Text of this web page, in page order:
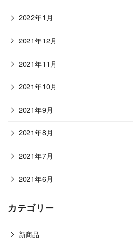
2022年1月
2021年12月
2021年11月
2021年10月
2021年9月
2021年8月
2021年7月
2021年6月
カテゴリー
新商品